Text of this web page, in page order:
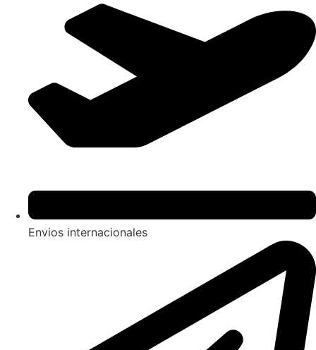
Envios internacionales